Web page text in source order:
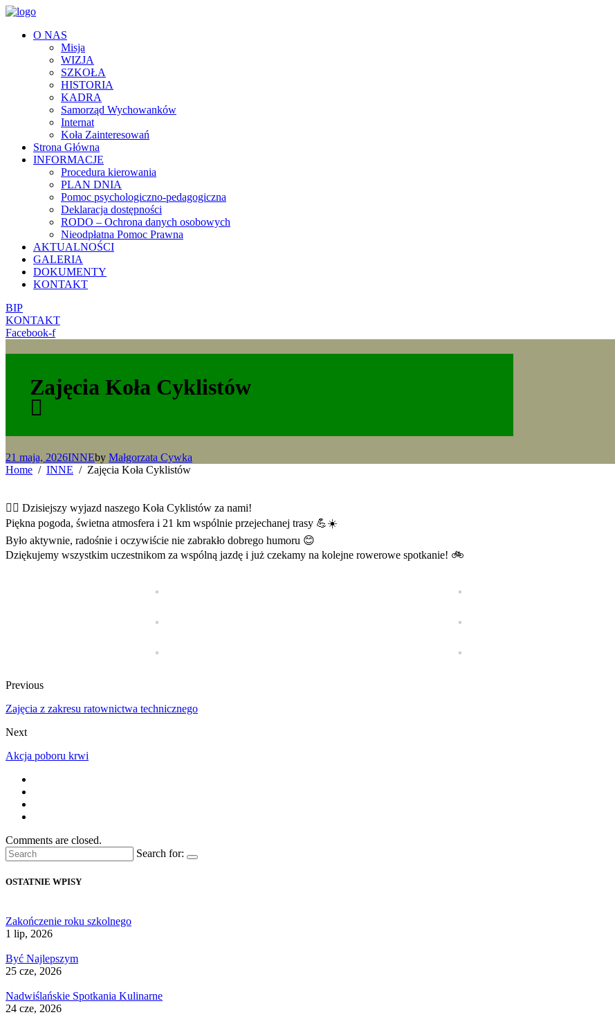
O NAS
Misja
WIZJA
SZKOŁA
HISTORIA
KADRA
Samorząd Wychowanków
Internat
Koła Zainteresowań
Strona Główna
INFORMACJE
Procedura kierowania
PLAN DNIA
Pomoc psychologiczno-pedagogiczna
Deklaracja dostępności
RODO – Ochrona danych osobowych
Nieodpłatna Pomoc Prawna
AKTUALNOŚCI
GALERIA
DOKUMENTY
KONTAKT
BIP
KONTAKT
Facebook-f
Zajęcia Koła Cyklistów
21 maja, 2026INNEby Małgorzata Cywka
Home
INNE Zajęcia Koła Cyklistów
🚴‍♀️ Dzisiejszy wyjazd naszego Koła Cyklistów za nami!
Piękna pogoda, świetna atmosfera i 21 km wspólnie przejechanej trasy 💪☀️
Było aktywnie, radośnie i oczywiście nie zabrakło dobrego humoru 😊
Dziękujemy wszystkim uczestnikom za wspólną jazdę i już czekamy na kolejne rowerowe spotkanie! 🚲
Previous
Zajęcia z zakresu ratownictwa technicznego
Next
Akcja poboru krwi
Comments are closed.
Search for:
OSTATNIE WPISY
Zakończenie roku szkolnego
1 lip, 2026
Być Najlepszym
25 cze, 2026
Nadwiślańskie Spotkania Kulinarne
24 cze, 2026